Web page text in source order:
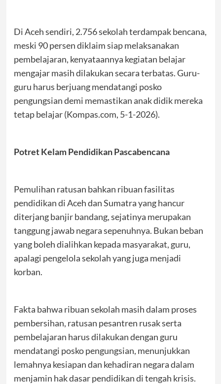
Di Aceh sendiri, 2.756 sekolah terdampak bencana,
meski 90 persen diklaim siap melaksanakan
pembelajaran, kenyataannya kegiatan belajar
mengajar masih dilakukan secara terbatas. Guru-
guru harus berjuang mendatangi posko
pengungsian demi memastikan anak didik mereka
tetap belajar (Kompas.com, 5-1-2026).
Potret Kelam Pendidikan Pascabencana
Pemulihan ratusan bahkan ribuan fasilitas
pendidikan di Aceh dan Sumatra yang hancur
diterjang banjir bandang, sejatinya merupakan
tanggung jawab negara sepenuhnya. Bukan beban
yang boleh dialihkan kepada masyarakat, guru,
apalagi pengelola sekolah yang juga menjadi
korban.
Fakta bahwa ribuan sekolah masih dalam proses
pembersihan, ratusan pesantren rusak serta
pembelajaran harus dilakukan dengan guru
mendatangi posko pengungsian, menunjukkan
lemahnya kesiapan dan kehadiran negara dalam
menjamin hak dasar pendidikan di tengah krisis.